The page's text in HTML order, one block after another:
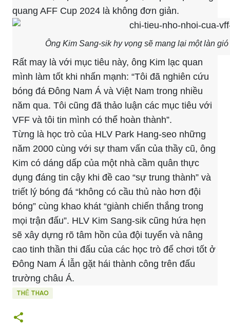
quang AFF Cup 2024 là không đơn giản.
Ông Kim Sang-sik hy vọng sẽ mang lại một làn
Rất may là với mục tiêu này, ông Kim lạc quan
mình làm tốt khi nhấn mạnh: “Tôi đã nghiên cứu
bóng đá Đông Nam Á và Việt Nam trong nhiều
năm qua. Tôi cũng đã thảo luận các mục tiêu với
VFF và tôi tin mình có thể hoàn thành”.
Từng là học trò của HLV Park Hang-seo những
năm 2000 cùng với sự tham vấn của thầy cũ, ông
Kim có dáng dấp của một nhà cầm quân thực
dụng đáng tin cậy khi đề cao “sự trung thành” và
triết lý bóng đá “không có cầu thủ nào hơn đội
bóng” cùng khao khát “giành chiến thắng trong
mọi trận đấu”. HLV Kim Sang-sik cũng hứa hẹn
sẽ xây dựng rõ tâm hồn của đội tuyển và nâng
cao tinh thần thi đấu của các học trò để chơi tốt ở
Đông Nam Á lẫn gặt hái thành công trên đấu
trường châu Á.
THỂ THAO